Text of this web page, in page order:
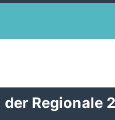
Regionale